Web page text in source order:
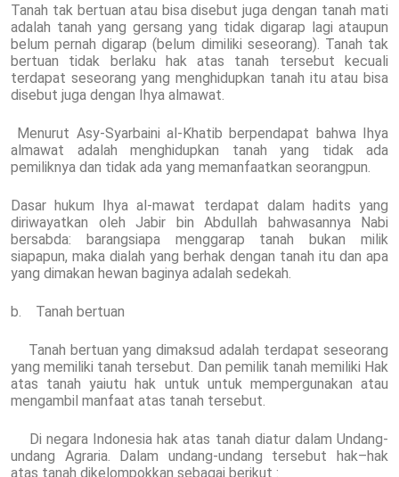
Tanah tak bertuan atau bisa disebut juga dengan tanah mati
adalah tanah yang gersang yang tidak digarap lagi ataupun
belum pernah digarap (belum dimiliki seseorang). Tanah tak
bertuan tidak berlaku hak atas tanah tersebut kecuali
terdapat seseorang yang menghidupkan tanah itu atau bisa
disebut juga dengan Ihya almawat.
Menurut Asy-Syarbaini al-Khatib berpendapat bahwa Ihya
almawat adalah menghidupkan tanah yang tidak ada
pemiliknya dan tidak ada yang memanfaatkan seorangpun.
Dasar hukum Ihya al-mawat terdapat dalam hadits yang
diriwayatkan oleh Jabir bin Abdullah bahwasannya Nabi
bersabda: barangsiapa menggarap tanah bukan milik
siapapun, maka dialah yang berhak dengan tanah itu dan apa
yang dimakan hewan baginya adalah sedekah.
b. Tanah bertuan
Tanah bertuan yang dimaksud adalah terdapat seseorang
yang memiliki tanah tersebut. Dan pemilik tanah memiliki Hak
atas tanah yaiutu hak untuk untuk mempergunakan atau
mengambil manfaat atas tanah tersebut.
Di negara Indonesia hak atas tanah diatur dalam Undang-
undang Agraria. Dalam undang-undang tersebut hak–hak
atas tanah dikelompokkan sebagai berikut :